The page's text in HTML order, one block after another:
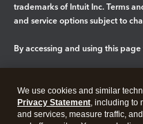
trademarks of Intuit Inc. Terms
and service options subject to
By accessing and using this
Legal Privacy Security
We use cookies and similar
Privacy Statement, including to
and services, measure traffic,